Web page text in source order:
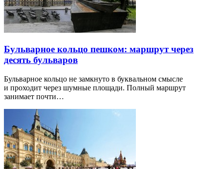
Бульварное кольцо пешком: маршрут через
десять бульваров
Бульварное кольцо не замкнуто в буквальном смысле
и проходит через шумные площади. Полный маршрут
занимает почти…